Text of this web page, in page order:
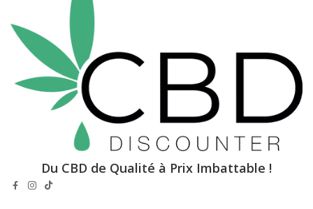
Du CBD de Qualité à Prix Imbattable !